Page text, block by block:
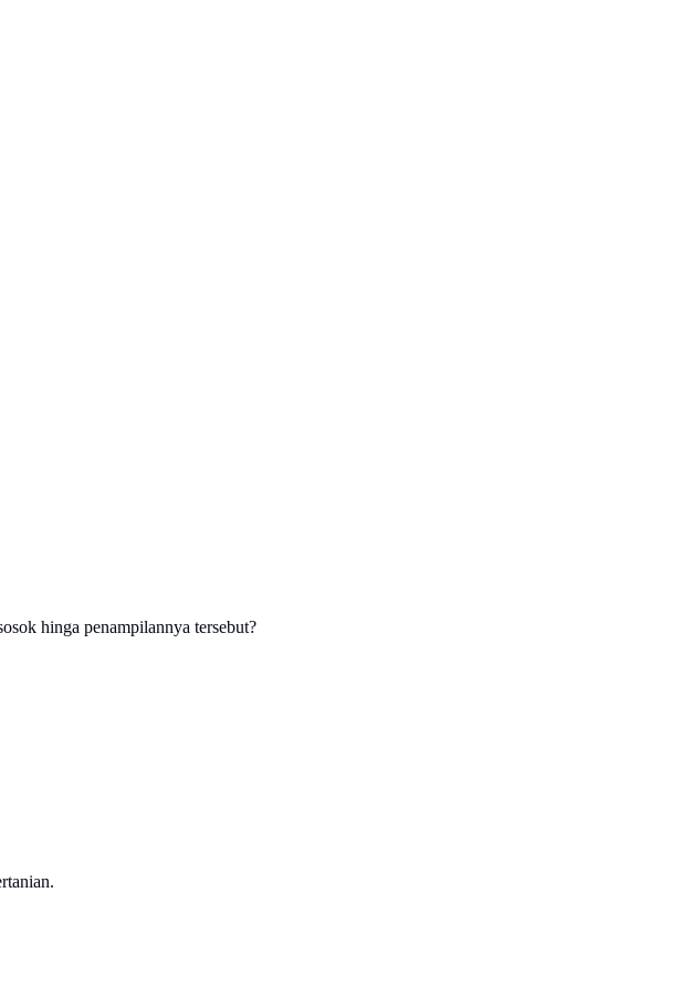
hinga penampilannya tersebut?